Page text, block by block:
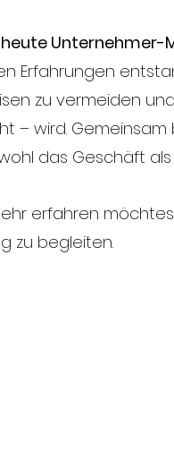
Unternehmer-
Erfahrungen
zu vermeiden
– wird.
das Geschäft
erfahren
zu begleiten.